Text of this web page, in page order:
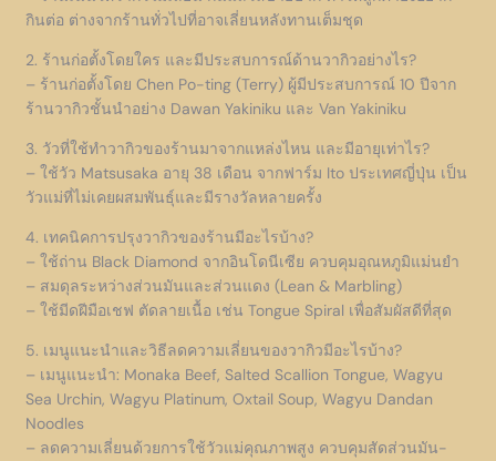
กินต่อ ต่างจากร้านทั่วไปที่อาจเลี่ยนหลังทานเต็มชุด
2. ร้านก่อตั้งโดยใคร และมีประสบการณ์ด้านวากิวอย่างไร?
– ร้านก่อตั้งโดย Chen Po-ting (Terry) ผู้มีประสบการณ์ 10 ปีจาก
ร้านวากิวชั้นนำอย่าง Dawan Yakiniku และ Van Yakiniku
3. วัวที่ใช้ทำวากิวของร้านมาจากแหล่งไหน และมีอายุเท่าไร?
– ใช้วัว Matsusaka อายุ 38 เดือน จากฟาร์ม Ito ประเทศญี่ปุ่น เป็น
วัวแม่ที่ไม่เคยผสมพันธุ์และมีรางวัลหลายครั้ง
4. เทคนิคการปรุงวากิวของร้านมีอะไรบ้าง?
– ใช้ถ่าน Black Diamond จากอินโดนีเซีย ควบคุมอุณหภูมิแม่นยำ
– สมดุลระหว่างส่วนมันและส่วนแดง (Lean & Marbling)
– ใช้มีดฝีมือเชฟ ตัดลายเนื้อ เช่น Tongue Spiral เพื่อสัมผัสดีที่สุด
5. เมนูแนะนำและวิธีลดความเลี่ยนของวากิวมีอะไรบ้าง?
– เมนูแนะนำ: Monaka Beef, Salted Scallion Tongue, Wagyu
Sea Urchin, Wagyu Platinum, Oxtail Soup, Wagyu Dandan
Noodles
– ลดความเลี่ยนด้วยการใช้วัวแม่คุณภาพสูง ควบคุมสัดส่วนมัน-